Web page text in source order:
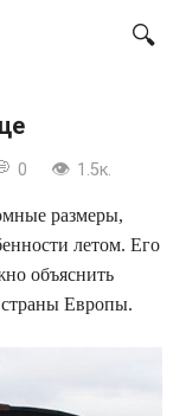
0 1.5к.
размеры,
летом. Его
объяснить
Европы.